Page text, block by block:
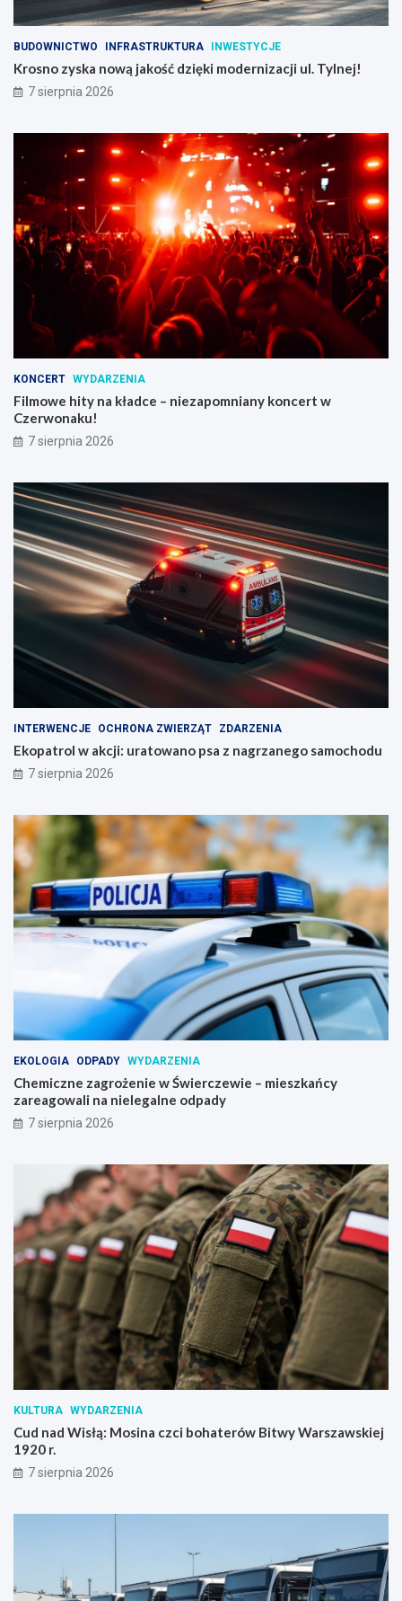
BUDOWNICTWO INFRASTRUKTURA INWESTYCJE
Krosno zyska nową jakość dzięki modernizacji ul. Tylnej!
7 sierpnia 2026
KONCERT WYDARZENIA
Filmowe hity na kładce – niezapomniany koncert w
Czerwonaku!
7 sierpnia 2026
INTERWENCJE OCHRONA ZWIERZĄT ZDARZENIA
Ekopatrol w akcji: uratowano psa z nagrzanego samochodu
7 sierpnia 2026
EKOLOGIA ODPADY WYDARZENIA
Chemiczne zagrożenie w Świerczewie – mieszkańcy
zareagowali na nielegalne odpady
7 sierpnia 2026
KULTURA WYDARZENIA
Cud nad Wisłą: Mosina czci bohaterów Bitwy Warszawskiej
1920 r.
7 sierpnia 2026